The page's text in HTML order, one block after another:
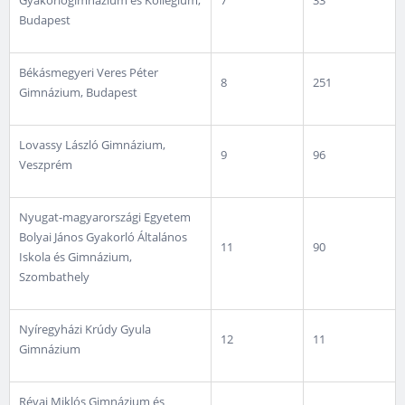
Budapest
Békásmegyeri Veres Péter
Gimnázium, Budapest
8 251
Lovassy László Gimnázium,
Veszprém
9 96
Nyugat-magyarországi Egyetem
Bolyai János Gyakorló Általános
Iskola és Gimnázium,
Szombathely
11 90
Nyíregyházi Krúdy Gyula
Gimnázium
12 11